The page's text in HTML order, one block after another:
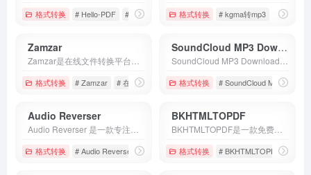
格式转换 # Hello-PDF # pdf文件处理器 # pdf文档
格式转换 # kgma转mp3 # mflac
Zamzar
格式转换 # Zamzar # 在线免费转换 # 文件转换
SoundCloud MP3 Downloader
格式转换 # SoundCloud MP3
Audio Reverser
格式转换 # Audio Reverser # 音乐逆放音乐 # 音频制作工具
BKHTMLTOPDF
格式转换 # BKHTMLTOPDF